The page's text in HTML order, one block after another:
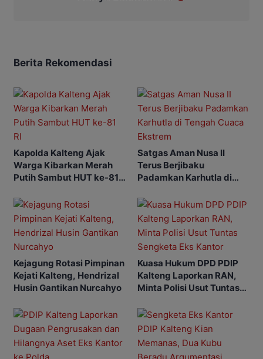
Berita Rekomendasi
Kapolda Kalteng Ajak
Warga Kibarkan Merah
Putih Sambut HUT ke-81
Satgas Aman Nusa II
Terus Berjibaku
Padamkan Karhutla di
Kejagung Rotasi Pimpinan
Kejati Kalteng, Hendrizal
Husin Gantikan Nurcahyo
Kuasa Hukum DPD PDIP
Kalteng Laporkan RAN,
Minta Polisi Usut Tuntas